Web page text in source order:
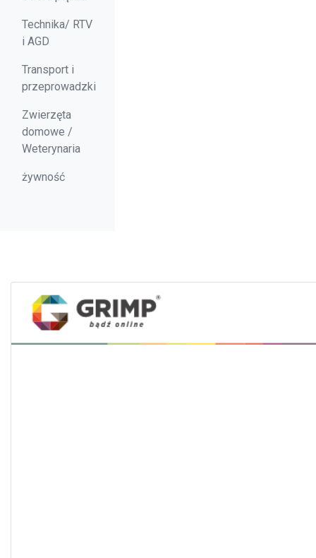
Technika/ RTV
i AGD
Transport i
przeprowadzki
Zwierzęta
domowe /
Weterynaria
żywność